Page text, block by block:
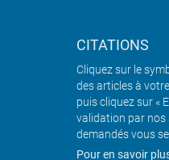
CITATIONS
Cliquez sur le
des articles à
puis cliquez sur «
validation par nos
demandés vous
Pour en savoir